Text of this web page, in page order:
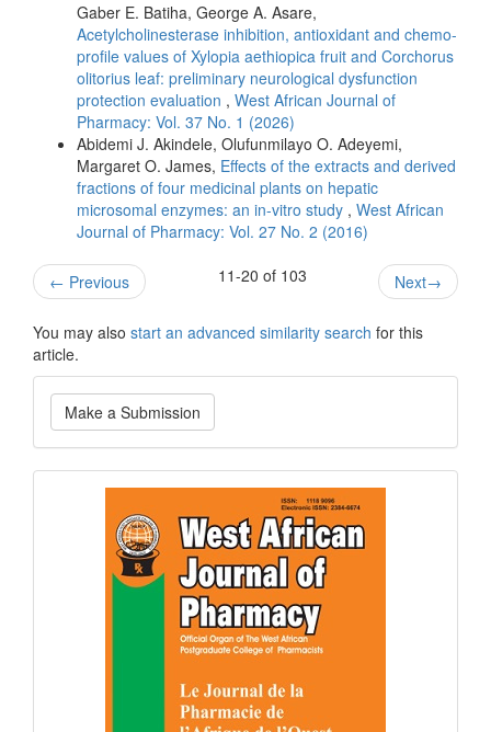
Gaber E. Batiha, George A. Asare,
Acetylcholinesterase inhibition, antioxidant and chemo-
profile values of Xylopia aethiopica fruit and Corchorus
olitorius leaf: preliminary neurological dysfunction
protection evaluation , West African Journal of
Pharmacy: Vol. 37 No. 1 (2026)
Abidemi J. Akindele, Olufunmilayo O. Adeyemi,
Margaret O. James, Effects of the extracts and derived
fractions of four medicinal plants on hepatic
microsomal enzymes: an in-vitro study , West African
Journal of Pharmacy: Vol. 27 No. 2 (2016)
← Previous 11-20 of 103 Next→
You may also start an advanced similarity search for this
article.
Make
a
Submission
Make a Submission
Current
Issue